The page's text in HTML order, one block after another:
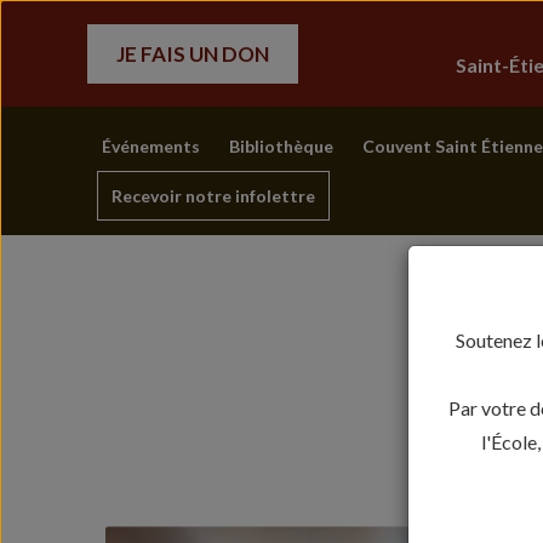
JE FAIS UN DON
Saint-
Événements Bibliothèque Couvent Saint Étienne
Recevoir notre infolettre
Soutenez
Par votre